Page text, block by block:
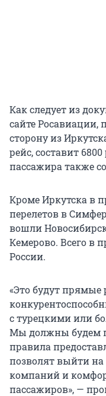
Как следует из
сайте Росавиации,
сторону из
рейс, составит
пассажира также
Кроме Иркутска в
перелетов в
вошли
Кемерово. Всего в
России.
«Это будут прямые
с турецкими или
Мы должны будем
правила
позволят выйти на
компаний и
пассажиров», —